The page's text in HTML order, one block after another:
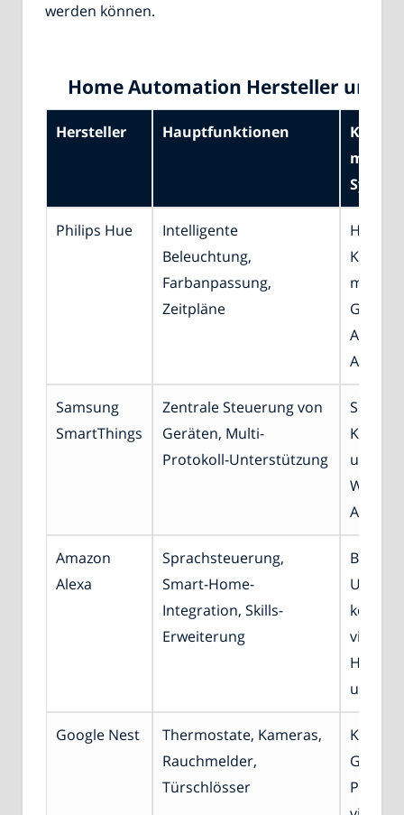
werden können.
Home Automation Hersteller und
Hersteller Hauptfunktionen
mit
Philips Hue
Intelligente
Beleuchtung,
Farbanpassung,
Zeitpläne
Hohe
mit
Google
Apple
Samsung
SmartThings
Zentrale Steuerung von
Geräten, Multi-
Protokoll-Unterstützung
Sehr
Wave,
Alexa,
Amazon
Alexa
Sprachsteuerung,
Smart-Home-
Integration, Skills-
Erweiterung
Breite
vielen
und
Google Nest
Thermostate, Kameras,
Rauchmelder,
Türschlösser
Google-